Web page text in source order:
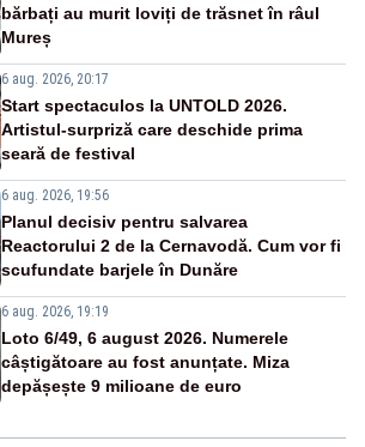
bărbați au murit loviți de trăsnet în râul
Mureș
6 aug. 2026, 20:17
Start spectaculos la UNTOLD 2026.
Artistul-surpriză care deschide prima
seară de festival
6 aug. 2026, 19:56
Planul decisiv pentru salvarea
Reactorului 2 de la Cernavodă. Cum vor fi
scufundate barjele în Dunăre
6 aug. 2026, 19:19
Loto 6/49, 6 august 2026. Numerele
câștigătoare au fost anunțate. Miza
depășește 9 milioane de euro